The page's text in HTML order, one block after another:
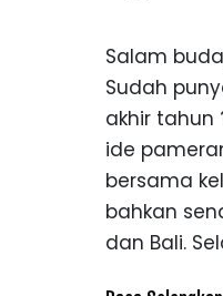
Salam
Sudah
akhir tahun
ide
bersama
bahkan
dan Bali.